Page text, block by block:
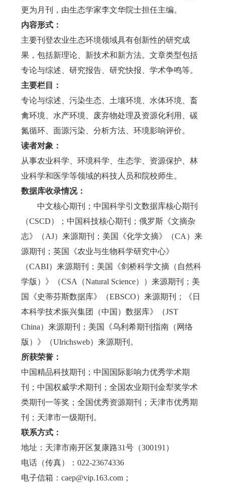
更为月刊，由生态学家李文华院士担任主编。
内容形式：
主要刊登农业生态环境领域具有创新性的研究成
果，包括新理论、新技术和新方法。文章类型包括
专论与综述、研究报告、研究快报、学术争鸣等。
主要栏目：
专论与综述、污染生态、土壤环境、水体环境、畜
禽环境、水产环境、废弃物处理及资源化利用、碳
氮循环、面源污染、分析方法、环境影响评价。
读者对象：
从事农业科学、环境科学、生态学、资源保护、林
业科学和医学等领域的科技人员和院校师生。
数据库收录情况：
中文核心期刊；中国科学引文数据库核心期刊
（CSCD）；中国科技核心期刊；俄罗斯《文摘杂
志》（AJ）来源期刊；美国《化学文摘》（CA）来
源期刊；英国《农业与生物科学研究中心》
（CABI）来源期刊；美国《剑桥科学文摘（自然科
学版）》（CSA（Natural Science））来源期刊；美
国《史蒂芬斯数据库》（EBSCO）来源期刊；《日
本科学技术振兴集团（中国）数据库》（JST
China）来源期刊；美国《乌利希期刊指南（网络
版）》（Ulrichsweb）来源期刊。
所获荣誉：
中国精品科技期刊；中国国际影响力优秀学术期
刊；中国权威学术期刊；全国农业期刊金犁奖学术
类期刊一等奖；全国优秀资源期刊；天津市优秀期
刊；天津市一级期刊。
联系方式：
地址：天津市南开区复康路31号（300191）
电话（传真）：022-23674336
电子信箱：caep@vip.163.com；